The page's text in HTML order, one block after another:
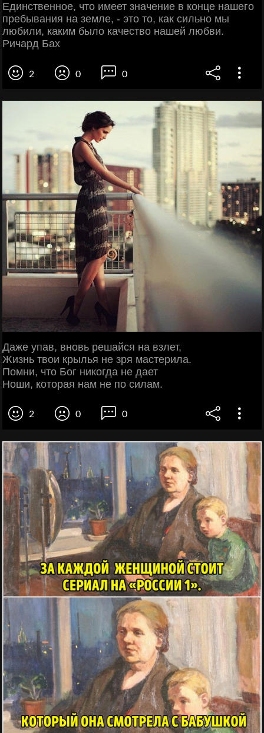
Единственное, что имеет значение в конце нашего
пребывания на земле, - это то, как сильно мы
любили, каким было качество нашей любви.
Ричард Бах
2 0 0
Даже упав, вновь решайся на взлет,
Жизнь твои крылья не зря мастерила.
Помни, что Бог никогда не дает
Ноши, которая нам не по силам.
2 0 0